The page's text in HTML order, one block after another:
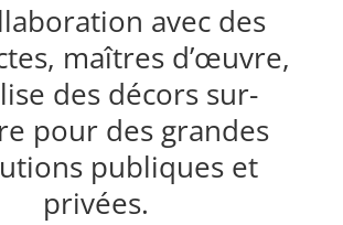
avec des
maîtres d’œuvre,
des décors sur-
pour des grandes
publiques et
privées.